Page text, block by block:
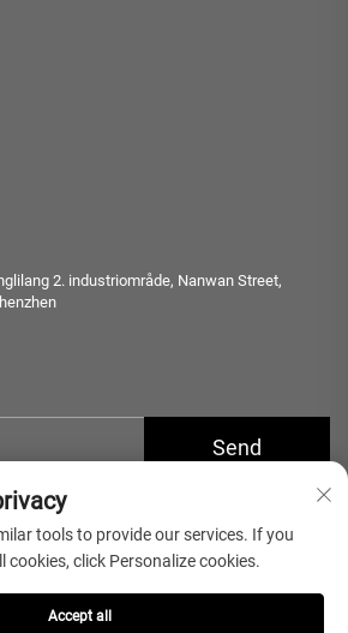
2. industriområde, Nanwan Street,
Send
tools to provide our services. If you
click Personalize cookies.
Accept all